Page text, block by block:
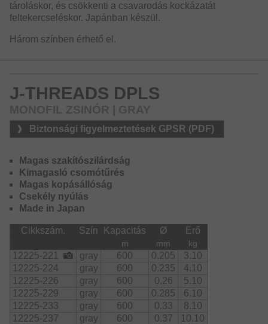
tároláskor, és csökkenti a csavarodás kockázatát
feltekercseléskor. Japánban készül.
Három színben érhető el.
J-THREADS DPLS
MONOFIL ZSINÓR | GRAY
Biztonsági figyelmeztetések GPSR (PDF)
Magas szakítószilárdság
Kimagasló csomótűrés
Magas kopásállóság
Csekély nyúlás
Made in Japan
Cikkszám. Szín Kapacitás Ø Erő
m mm kg
12225-221 gray 600 0.205
3.10
12225-224
gray 600 0.235
4.10
12225-226
gray 600 0.26
5.10
12225-229
gray 600 0.285
6.10
12225-233
gray 600 0.33
8.10
12225-237
gray 600 0.37
10.10